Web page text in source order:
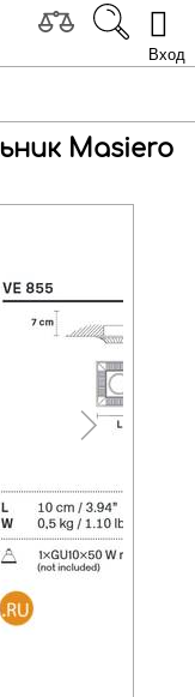
Вход
Masiero